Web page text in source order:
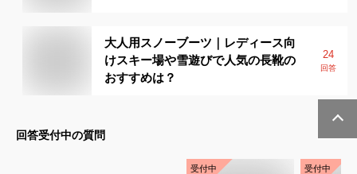
大人用スノーブーツ｜レディース向
けスキー場や雪遊びで人気の長靴の
おすすめは？
24
回答
回答受付中の質問
受付中 受付中